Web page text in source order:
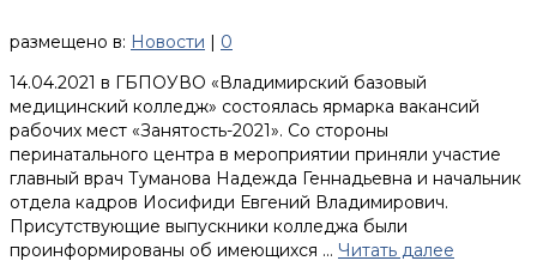
размещено в: Новости | 0
14.04.2021 в ГБПОУВО «Владимирский базовый
медицинский колледж» состоялась ярмарка вакансий
рабочих мест «Занятость-2021». Со стороны
перинатального центра в мероприятии приняли участие
главный врач Туманова Надежда Геннадьевна и начальник
отдела кадров Иосифиди Евгений Владимирович.
Присутствующие выпускники колледжа были
проинформированы об имеющихся … Читать далее